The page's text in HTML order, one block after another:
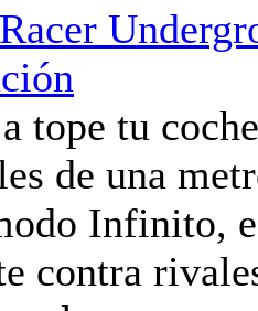
tope tu
de una
Infinito,
contra